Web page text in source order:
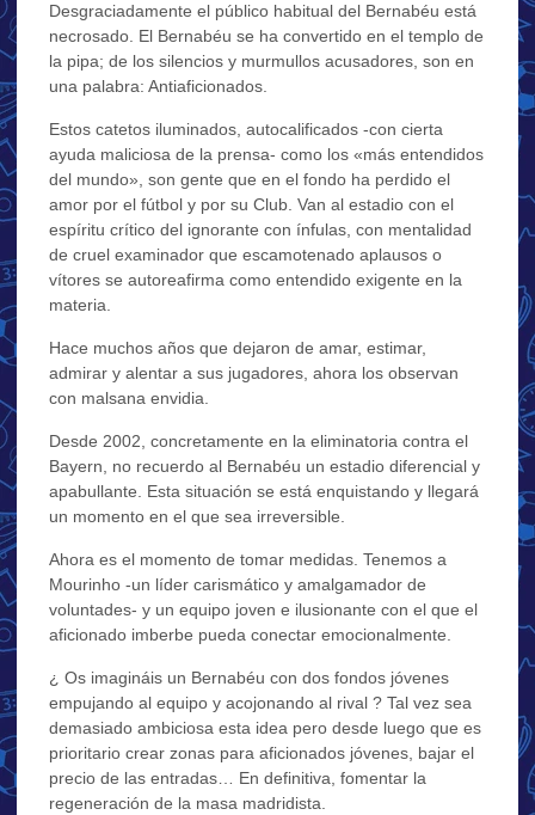
Desgraciadamente el público habitual del Bernabéu está
necrosado. El Bernabéu se ha convertido en el templo de
la pipa; de los silencios y murmullos acusadores, son en
una palabra: Antiaficionados.
Estos catetos iluminados, autocalificados -con cierta
ayuda maliciosa de la prensa- como los «más entendidos
del mundo», son gente que en el fondo ha perdido el
amor por el fútbol y por su Club. Van al estadio con el
espíritu crítico del ignorante con ínfulas, con mentalidad
de cruel examinador que escamotenado aplausos o
vítores se autoreafirma como entendido exigente en la
materia.
Hace muchos años que dejaron de amar, estimar,
admirar y alentar a sus jugadores, ahora los observan
con malsana envidia.
Desde 2002, concretamente en la eliminatoria contra el
Bayern, no recuerdo al Bernabéu un estadio diferencial y
apabullante. Esta situación se está enquistando y llegará
un momento en el que sea irreversible.
Ahora es el momento de tomar medidas. Tenemos a
Mourinho -un líder carismático y amalgamador de
voluntades- y un equipo joven e ilusionante con el que el
aficionado imberbe pueda conectar emocionalmente.
¿ Os imagináis un Bernabéu con dos fondos jóvenes
empujando al equipo y acojonando al rival ? Tal vez sea
demasiado ambiciosa esta idea pero desde luego que es
prioritario crear zonas para aficionados jóvenes, bajar el
precio de las entradas… En definitiva, fomentar la
regeneración de la masa madridista.